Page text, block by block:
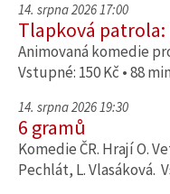
14. srpna 2026 17:00
Tlapková
Animovaná komedie
Vstupné: 150 Kč • 88
14. srpna 2026 19:30
6 gramů
Komedie ČR. Hrají O.
Pechlát, L. Vlasáková.